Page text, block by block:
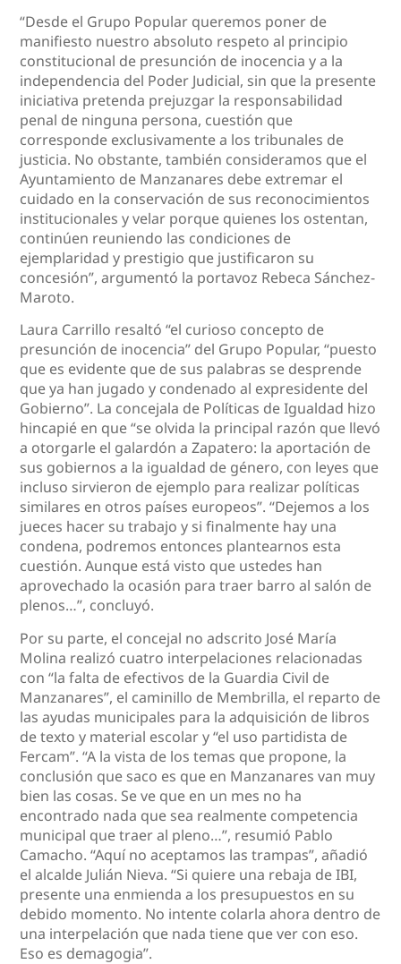
“Desde el Grupo Popular queremos poner de
manifiesto nuestro absoluto respeto al principio
constitucional de presunción de inocencia y a la
independencia del Poder Judicial, sin que la presente
iniciativa pretenda prejuzgar la responsabilidad
penal de ninguna persona, cuestión que
corresponde exclusivamente a los tribunales de
justicia. No obstante, también consideramos que el
Ayuntamiento de Manzanares debe extremar el
cuidado en la conservación de sus reconocimientos
institucionales y velar porque quienes los ostentan,
continúen reuniendo las condiciones de
ejemplaridad y prestigio que justificaron su
concesión”, argumentó la portavoz Rebeca Sánchez-
Maroto.
Laura Carrillo resaltó “el curioso concepto de
presunción de inocencia” del Grupo Popular, “puesto
que es evidente que de sus palabras se desprende
que ya han jugado y condenado al expresidente del
Gobierno”. La concejala de Políticas de Igualdad hizo
hincapié en que “se olvida la principal razón que llevó
a otorgarle el galardón a Zapatero: la aportación de
sus gobiernos a la igualdad de género, con leyes que
incluso sirvieron de ejemplo para realizar políticas
similares en otros países europeos”. “Dejemos a los
jueces hacer su trabajo y si finalmente hay una
condena, podremos entonces plantearnos esta
cuestión. Aunque está visto que ustedes han
aprovechado la ocasión para traer barro al salón de
plenos…”, concluyó.
Por su parte, el concejal no adscrito José María
Molina realizó cuatro interpelaciones relacionadas
con “la falta de efectivos de la Guardia Civil de
Manzanares”, el caminillo de Membrilla, el reparto de
las ayudas municipales para la adquisición de libros
de texto y material escolar y “el uso partidista de
Fercam”. “A la vista de los temas que propone, la
conclusión que saco es que en Manzanares van muy
bien las cosas. Se ve que en un mes no ha
encontrado nada que sea realmente competencia
municipal que traer al pleno…”, resumió Pablo
Camacho. “Aquí no aceptamos las trampas”, añadió
el alcalde Julián Nieva. “Si quiere una rebaja de IBI,
presente una enmienda a los presupuestos en su
debido momento. No intente colarla ahora dentro de
una interpelación que nada tiene que ver con eso.
Eso es demagogia”.